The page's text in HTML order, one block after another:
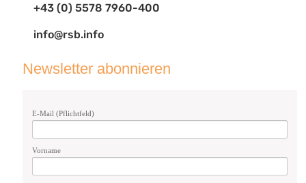
+43 (0) 5578 7960-400
info@rsb.info
Newsletter abonnieren
E-Mail (Pflichtfeld)
Vorname